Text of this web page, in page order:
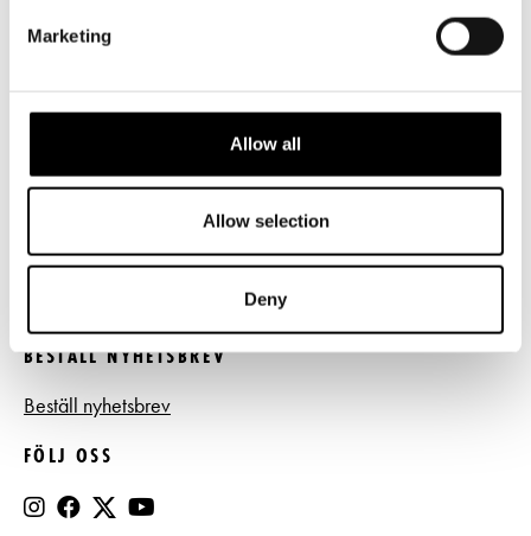
Marketing
Allow all
Allow selection
Deny
Tillgänglighet
Press
Register- och dataskyddsbeskrivning
Jobba hos oss
BESTÄLL NYHETSBREV
Beställ nyhetsbrev
FÖLJ OSS